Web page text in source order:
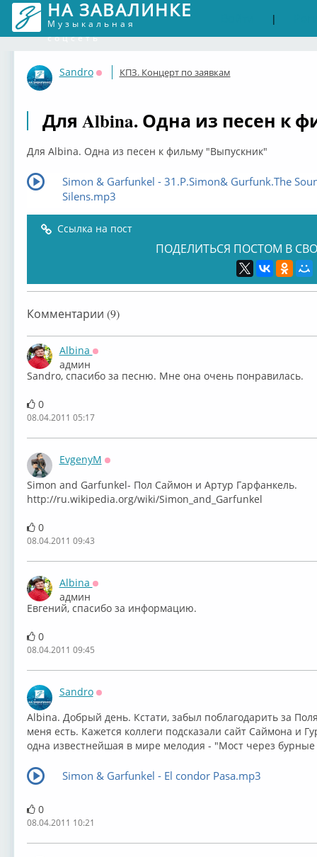
НА ЗАВАЛИНКЕ
Музыкальная
соцсеть
|
Sandro
Оффлайн
КПЗ. Концерт по заявкам
Для Albina. Одна из песен к
Для Albina. Одна из песен к фильму "Выпускник"
Simon & Garfunkel - 31.P.Simon& Gurfunk.The
Silens.mp3
Ссылка на пост
ПОДЕЛИТЬСЯ ПОСТОМ В
Комментарии (9)
Albina
Оффлайн
админ
Sandro, спасибо за песню. Мне она очень понравилась.
0
08.04.2011 05:17
EvgenyM
Simon and Garfunkel- Пол Саймон и Артур Гарфанкель.
http://ru.wikipedia.org/wiki/Simon_and_Garfunkel
0
08.04.2011 09:43
Albina
Оффлайн
админ
Евгений, спасибо за информацию.
0
08.04.2011 09:45
Sandro
Albina. Добрый день. Кстати, забыл поблагодарить за
меня есть. Кажется коллеги подсказали сайт Саймона и
одна известнейшая в мире мелодия - "Мост через
Simon & Garfunkel - El condor Pasa.mp3
0
08.04.2011 10:21